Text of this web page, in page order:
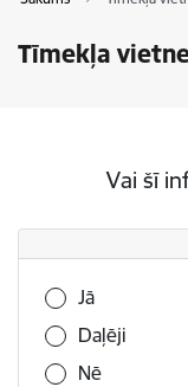
Tīmekļa
Vai šī
Vai šī
Jā
Daļēji
Nē